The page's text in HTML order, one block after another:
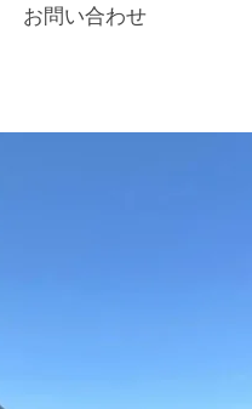
お問い合わせ